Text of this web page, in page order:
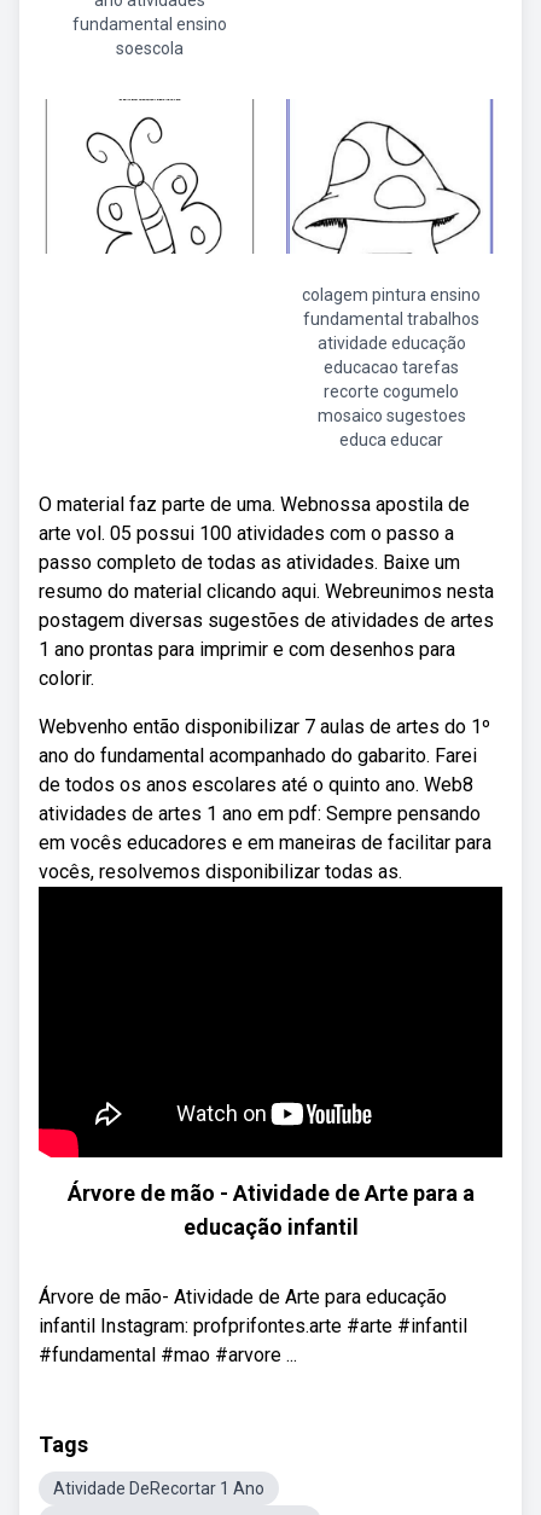
fundamental ensino
soescola
colagem pintura ensino
fundamental trabalhos
atividade educação
educacao tarefas
recorte cogumelo
mosaico sugestoes
educa educar
O material faz parte de uma. Webnossa apostila de
arte vol. 05 possui 100 atividades com o passo a
passo completo de todas as atividades. Baixe um
resumo do material clicando aqui. Webreunimos nesta
postagem diversas sugestões de atividades de artes
1 ano prontas para imprimir e com desenhos para
colorir.
Webvenho então disponibilizar 7 aulas de artes do 1º
ano do fundamental acompanhado do gabarito. Farei
de todos os anos escolares até o quinto ano. Web8
atividades de artes 1 ano em pdf: Sempre pensando
em vocês educadores e em maneiras de facilitar para
vocês, resolvemos disponibilizar todas as.
Árvore de mão - Atividade de Arte para a
educação infantil
Árvore de mão- Atividade de Arte para educação
infantil Instagram: profprifontes.arte #arte #infantil
#fundamental #mao #arvore ...
Tags
Atividade DeRecortar 1 Ano